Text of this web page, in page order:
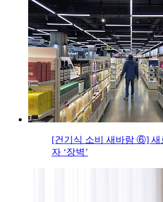
[건기식 소비 새바람 ⑥] 새
자 ‘장벽’